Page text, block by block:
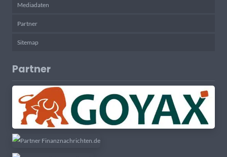
Mediadaten
Partner
Sitemap
Partner